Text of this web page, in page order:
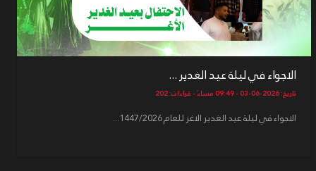
الاجواء في ليلة عيد الغدير ...
تاريخ: 2026-06-03 - 09:49 مساءً - قراءات: 202
الاجواء في ليلة عيد الغدير الاغر للعام 1447/2026...